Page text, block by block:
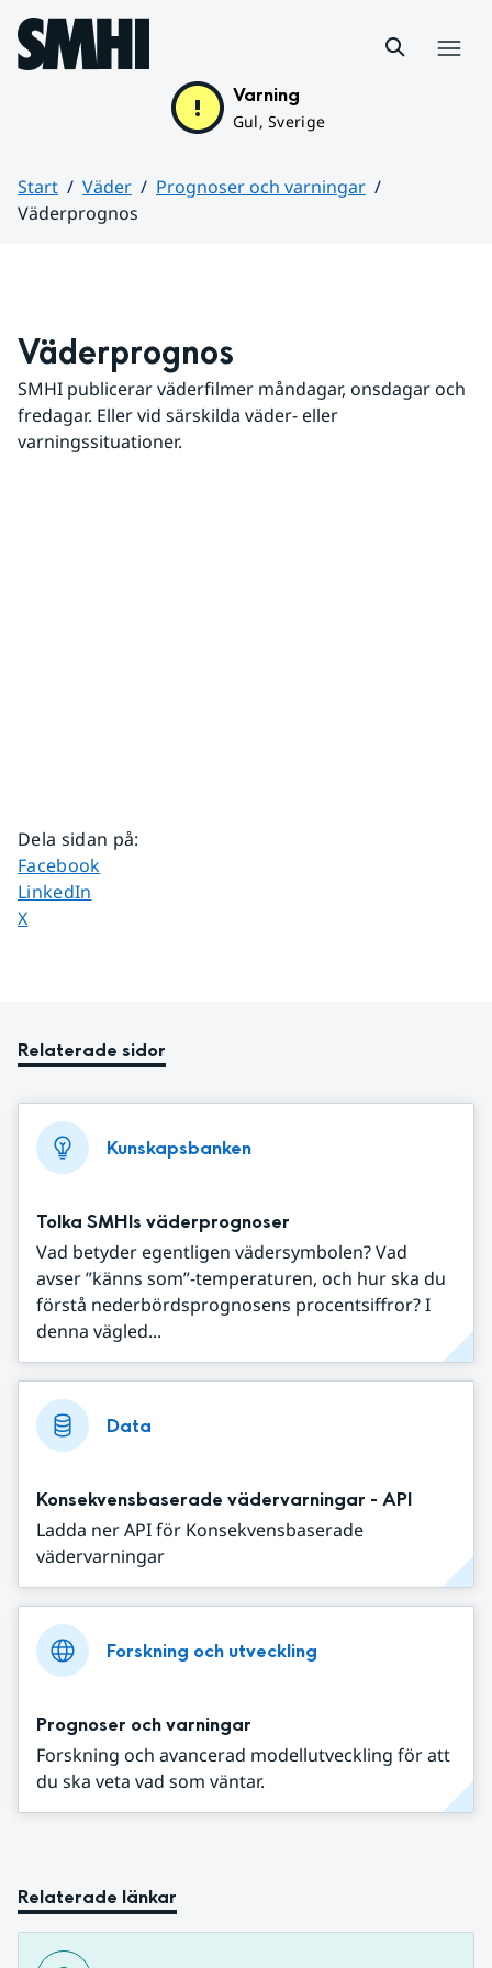
Hoppa till sidans innehåll
Varning
Gul, Sverige
Start Väder
Prognoser och varningar
Väderprognos
Väderprognos
SMHI publicerar väderfilmer måndagar, onsdagar och
fredagar. Eller vid särskilda väder- eller
varningssituationer.
Dela sidan på:
Dela sidan på
Facebook
Dela sidan på
LinkedIn
Dela sidan på
X
Relaterade sidor
Kunskapsbanken
Tolka SMHIs väderprognoser
Vad betyder egentligen vädersymbolen? Vad
avser ”känns som”-temperaturen, och hur ska du
förstå nederbördsprognosens procentsiffror? I
denna vägled...
Data
Konsekvensbaserade vädervarningar - API
Ladda ner API för Konsekvensbaserade
vädervarningar
Forskning och utveckling
Prognoser och varningar
Forskning och avancerad modellutveckling för att
du ska veta vad som väntar.
Relaterade länkar